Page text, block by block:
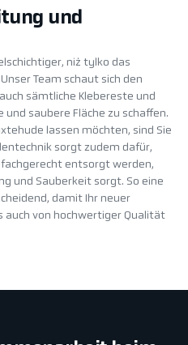
und
niż tylko das
Team schaut sich den
sämtliche Klebereste und
saubere Fläche zu schaffen.
lassen möchten, sind Sie
sorgt zudem dafür,
entsorgt werden,
und Sauberkeit sorgt. So eine
damit Ihr neuer
auch von hochwertiger Qualität